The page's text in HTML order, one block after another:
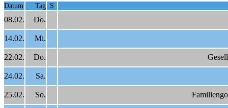
Datum Tag S
08.02. Do.
14.02. Mi.
22.02. Do.
24.02. Sa.
25.02. So.